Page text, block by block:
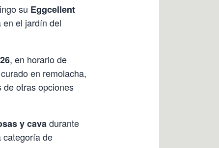
su Eggcellent
en el jardín del
, en horario de
en remolacha,
de otras opciones
y cavadurante
categoría de